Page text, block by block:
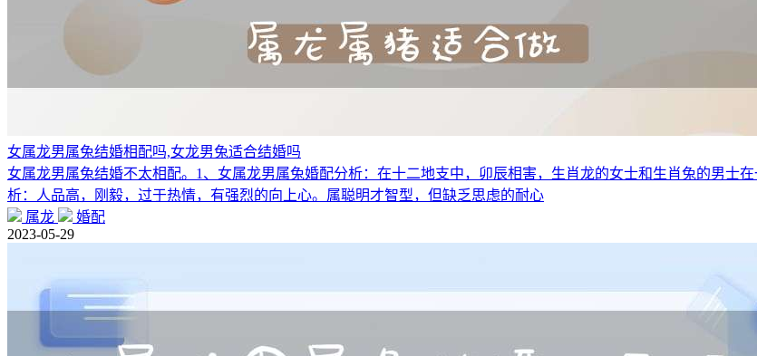
女属龙男属兔结婚相配吗,女龙男兔适合结婚吗
女属龙男属兔结婚不太相配。1、女属龙男属兔婚配分析：在十二地支中，卯辰相害，生肖龙的女士和生肖兔的男士
析：人品高，刚毅，过于热情，有强烈的向上心。属聪明才智型，但缺乏思虑的耐心
属龙
婚配
2023-05-29